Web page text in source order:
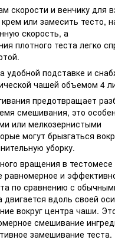
скорости и венчику для
или замесить тесто,
скорость, а
плотного теста легко
удобной подставке и
чашей объемом 4
предотвращает
смешивания, это
или мелкозернистыми
могут брызгаться
уборку.
вращения в тестомесе
равномерное и
по сравнению с
вдоль своей
вокруг центра чаши.
смешивание
замешивание теста.